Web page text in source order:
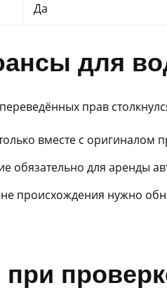
Да
для
прав
вместе с оригиналом
обязательно для аренды
происхождения нужно